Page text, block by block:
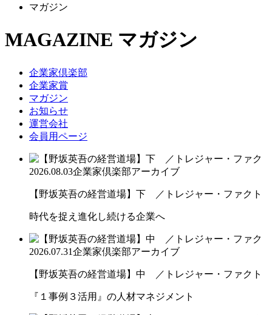
マガジン
MAGAZINE マガジン
企業家倶楽部
企業家賞
マガジン
お知らせ
運営会社
会員用ページ
2026.08.03企業家倶楽部アーカイブ
【野坂英吾の経営道場】下 ／トレジャー・ファク
時代を捉え進化し続ける企業へ
2026.07.31企業家倶楽部アーカイブ
【野坂英吾の経営道場】中 ／トレジャー・ファク
『１事例３活用』の人材マネジメント